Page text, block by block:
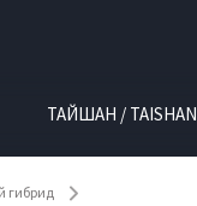
ТАЙШАН / TAISHAN
гибрид